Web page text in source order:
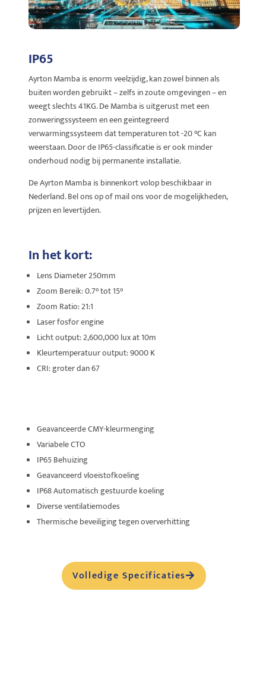
IP65
Ayrton Mamba is enorm veelzijdig, kan zowel binnen als
buiten worden gebruikt – zelfs in zoute omgevingen – en
weegt slechts 41KG. De Mamba is uitgerust met een
zonweringssysteem en een geïntegreerd
verwarmingssysteem dat temperaturen tot -20 °C kan
weerstaan. Door de IP65-classificatie is er ook minder
onderhoud nodig bij permanente installatie.
De Ayrton Mamba is binnenkort volop beschikbaar in
Nederland. Bel ons op of mail ons voor de mogelijkheden,
prijzen en levertijden.
In het kort:
Lens Diameter 250mm
Zoom Bereik: 0.7° tot 15°
Zoom Ratio: 21:1
Laser fosfor engine
Licht output: 2,600,000 lux at 10m
Kleurtemperatuur output: 9000 K
CRI: groter dan 67
Geavanceerde CMY-kleurmenging
Variabele CTO
IP65 Behuizing
Geavanceerd vloeistofkoeling
IP68 Automatisch gestuurde koeling
Diverse ventilatiemodes
Thermische beveiliging tegen oververhitting
Volledige Specificaties